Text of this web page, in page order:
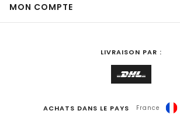
MON COMPTE
LIVRAISON PAR :
ACHATS DANS LE PAYS France